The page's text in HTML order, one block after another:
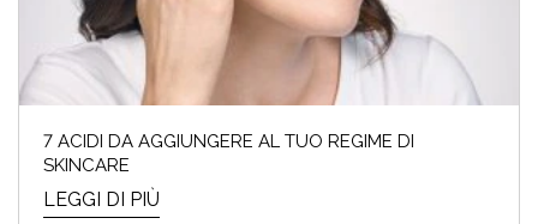
7 ACIDI DA AGGIUNGERE AL TUO REGIME DI
SKINCARE
LEGGI DI PIÙ